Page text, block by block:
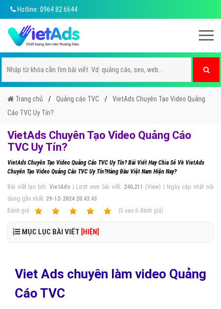
Hotline: 0964 82 6644
Trang chủ Quảng cáo TVC
VietAds Chuyên Tạo Video Quảng
Cáo TVC Uy Tín?
VietAds Chuyên Tạo Video Quảng Cáo
TVC Uy Tín?
VietAds Chuyên Tạo Video Quảng Cáo TVC Uy Tín? Bài Viết Hay Chia Sẻ Về VietAds
Chuyên Tạo Video Quảng Cáo TVC Uy Tín?Hàng Đầu Việt Nam Hiện Nay?
Bài viết tạo bởi:VietAds | Lượt xem bài viết: 240,211 (View) | Ngày cập nhật nội
dung gần nhất: 29-12-2024 20:43:43
Ðánh giá:
(5 sao 6 đánh giá)
MỤC LỤC BÀI VIẾT [HIỆN]
Viet Ads chuyên làm video Quảng
Cáo TVC